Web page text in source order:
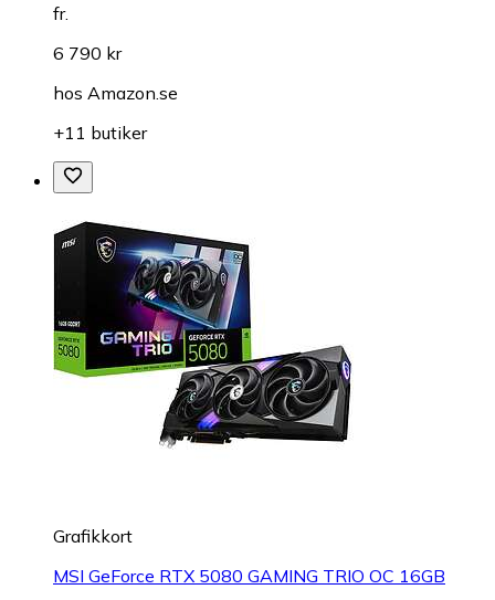
fr.
6 790 kr
hos Amazon.se
+11 butiker
Grafikkort
MSI GeForce RTX 5080 GAMING TRIO OC 16GB